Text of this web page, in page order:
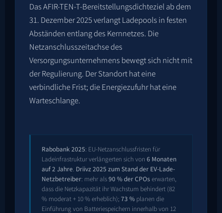
Das AFIR-TEN-T-Bereitstellungsdichteziel ab dem
31. Dezember 2025 verlangt Ladepools in festen
Abständen entlang des Kernnetzes. Die
Netzanschlusszeitachse des
Versorgungsunternehmens bewegt sich nicht mit
der Regulierung. Der Standort hat eine
verbindliche Frist; die Energiezufuhr hat eine
Warteschlange.
Rabobank 2025: EU-Netzanschlussfristen für
Ladeinfrastruktur verlängerten sich von 6 Monaten
auf 2 Jahre Driivz 2025 zum Stand der EV-Lade-
Netzbetreiber: mehr als90 % der CPOs erwarten,
dass die Netzkapazität ihr Wachstum behindert (82
% moderat + 10 % erheblich); 73 % planen die
Einführung von Batteriespeichern innerhalb von 12